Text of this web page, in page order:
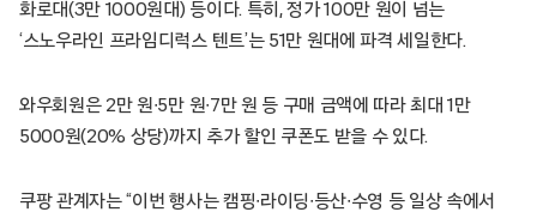
화로대(3만 1000원대) 등이다. 특히, 정가 100만 원이 넘는
‘스노우라인 프라임디럭스 텐트’는 51만 원대에 파격 세일한다.
와우회원은 2만 원∙5만 원∙7만 원 등 구매 금액에 따라 최대 1만
5000원(20% 상당)까지 추가 할인 쿠폰도 받을 수 있다.
쿠팡 관계자는 “이번 행사는 캠핑∙라이딩∙등산∙수영 등 일상 속에서